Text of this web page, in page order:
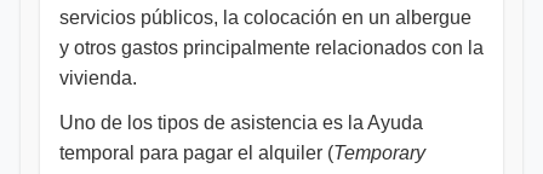
servicios públicos, la colocación en un albergue
y otros gastos principalmente relacionados con la
vivienda.
Uno de los tipos de asistencia es la Ayuda
temporal para pagar el alquiler (Temporary